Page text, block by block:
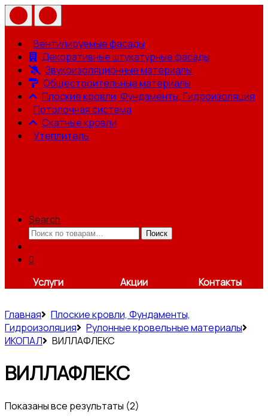
Вентилируемые фасады
Декоративные штукатурные фасады
Звукоизоляционные материалы
Общестроительные материалы
Плоские кровли, Фундаменты, Гидроизоляция
Потолочная система
Скатные кровли
Утеплитель
Search
Искать:
Поиск
0
Услуги
Акции Контакты
Главная
Плоские кровли, Фундаменты,
Гидроизоляция
Рулонные кровельные материалы
ИКОПАЛ
ВИЛЛАФЛЕКС
ВИЛЛАФЛЕКС
Показаны все результаты (2)